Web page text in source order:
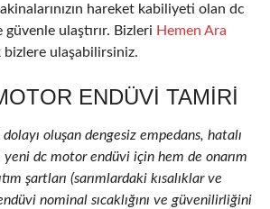
hareket kabiliyeti olan dc
ulaştırır. Bizleri Hemen Ara
bizlere ulaşabilirsiniz.
ENDÜVI TAMIRI
oluşan dengesiz empedans, hatalı
dc motor endüvi için hem de onarım
şartları (sarımlardaki kısalıklar ve
nominal sıcaklığını ve güvenilirliğini